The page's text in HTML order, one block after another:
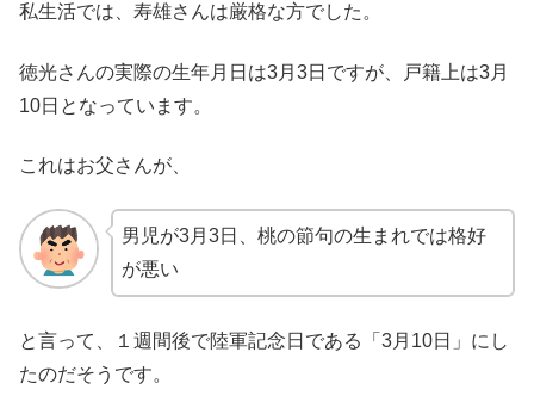
私生活では、寿雄さんは厳格な方でした。
徳光さんの実際の生年月日は3月3日ですが、戸籍上は3月
10日となっています。
これはお父さんが、
男児が3月3日、桃の節句の生まれでは格好
が悪い
と言って、１週間後で陸軍記念日である「3月10日」にし
たのだそうです。